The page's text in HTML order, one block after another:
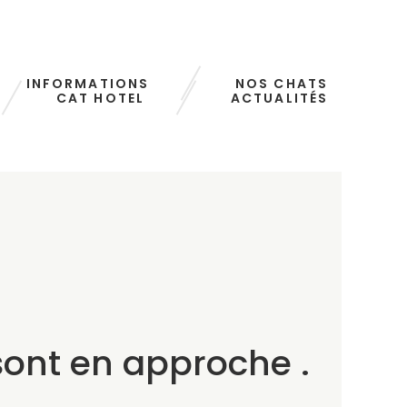
INFORMATIONS
NOS CHATS
CAT HOTEL
ACTUALITÉS
en approche .